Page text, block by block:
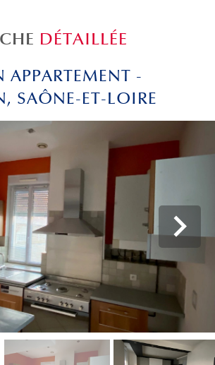
DÉTAILLÉE
-
SAÔNE-ET-LOIRE